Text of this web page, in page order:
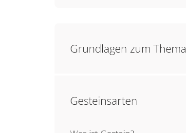
Grundlagen zum Thema
Gesteinsarten